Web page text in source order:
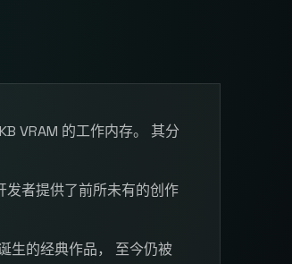
VRAM 的工作内存。 其分
发者提供了前所未有的创作
生的经典作品， 至今仍被